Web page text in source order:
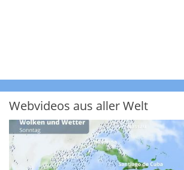
Webvideos aus aller Welt